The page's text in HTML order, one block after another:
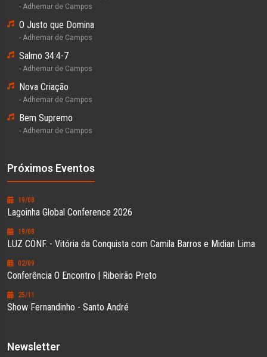
- Adhemar de Campos
O Justo que Domina
- Adhemar de Campos
Salmo 34:4-7
- Adhemar de Campos
Nova Criação
- Adhemar de Campos
Bem Supremo
- Adhemar de Campos
Próximos Eventos
19/08
Lagoinha Global Conference 2026
19/08
LUZ CONF. - Vitória da Conquista com Camila Barros e Midian Lima
02/09
Conferência O Encontro | Ribeirão Preto
25/11
Show Fernandinho - Santo André
Newsletter